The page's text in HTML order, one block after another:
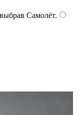
Самолёт.